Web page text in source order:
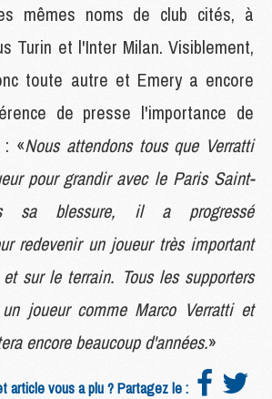
mêmes noms de club cités, à
Turin et l'Inter Milan. Visiblement,
toute autre et Emery a encore
de presse l'importance de
: «Nous attendons tous que Verratti
pour grandir avec le Paris Saint-
sa blessure, il a progressé
redevenir un joueur très important
sur le terrain. Tous les supporters
joueur comme Marco Verratti et
encore beaucoup d'années.»
article vous a plu ? Partagez le :